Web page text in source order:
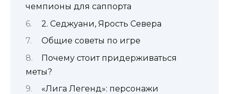
чемпионы для саппорта
2. Седжуани, Ярость Севера
Общие советы по игре
Почему стоит придерживаться
меты?
«Лига Легенд»: персонажи